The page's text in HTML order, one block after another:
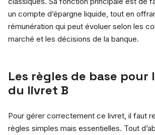
un compte d’épargne liquide, tout en
rémunération qui peut évoluer selon les
marché et les décisions de la banque.
Les règles de base pour
du livret B
Pour gérer correctement ce livret, il faut
règles simples mais essentielles. Tout